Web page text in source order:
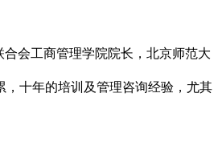
会工商管理学院院长，北京师范大
十年的培训及管理咨询经验，尤其